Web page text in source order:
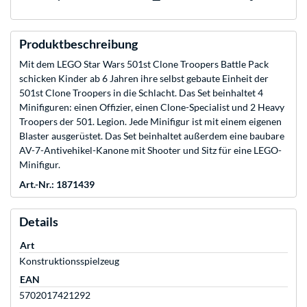
Produktbeschreibung
Mit dem LEGO Star Wars 501st Clone Troopers Battle Pack
schicken Kinder ab 6 Jahren ihre selbst gebaute Einheit der
501st Clone Troopers in die Schlacht. Das Set beinhaltet 4
Minifiguren: einen Offizier, einen Clone-Specialist und 2 Heavy
Troopers der 501. Legion. Jede Minifigur ist mit einem eigenen
Blaster ausgerüstet. Das Set beinhaltet außerdem eine baubare
AV-7-Antivehikel-Kanone mit Shooter und Sitz für eine LEGO-
Minifigur.
Art.-Nr.: 1871439
Details
Art
Konstruktionsspielzeug
EAN
5702017421292